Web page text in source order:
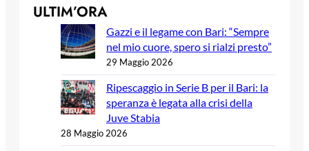
ULTIM’ORA
Gazzi e il legame con Bari: “Sempre
nel mio cuore, spero si rialzi presto”
29 Maggio 2026
Ripescaggio in Serie B per il Bari: la
speranza è legata alla crisi della
Juve Stabia
28 Maggio 2026